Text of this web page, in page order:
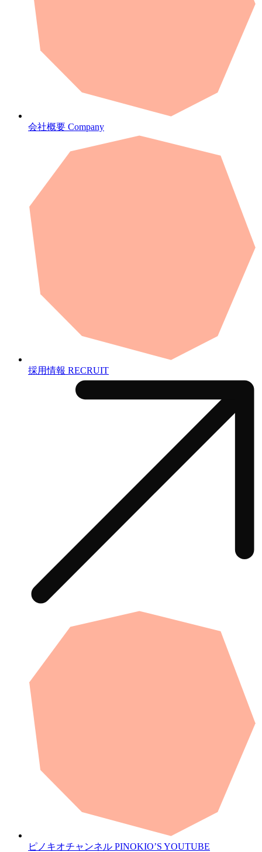
会社概要 Company
採用情報 RECRUIT
ピノキオチャンネル PINOKIO’S YOUTUBE